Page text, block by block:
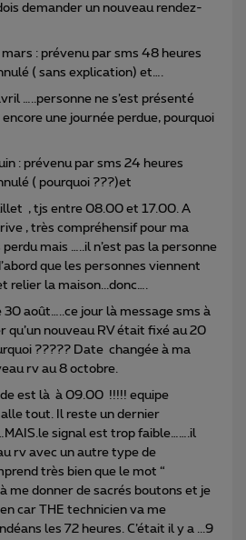
demander un nouveau rendez-
: prévenu par sms 48 heures
( sans explication) et….
…..personne ne s’est présenté
une journée perdue, pourquoi
: prévenu par sms 24 heures
( pourquoi ???)et
, tjs entre 08.00 et 17.00. A
, très compréhensif pour ma
mais …..il n’est pas la personne
que les personnes viennent
la maison...donc….
août…..ce jour là message sms à
qu’un nouveau RV était fixé au 20
????? Date changée à ma
rv au 8 octobre.
est là à 09.00 !!!!! equipe
tout. Il reste un dernier
signal est trop faible…….il
rv avec un autre type de
très bien que le mot “
me donner de sacrés boutons et je
car THE technicien va me
les 72 heures. C’était il y a ...9